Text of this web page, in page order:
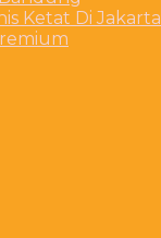
Ketat Di Jakarta